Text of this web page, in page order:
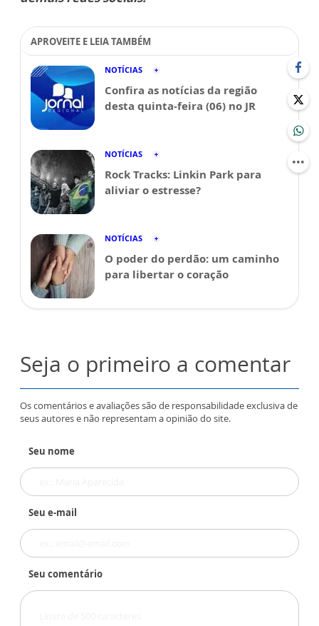
APROVEITE E LEIA TAMBÉM
NOTÍCIAS
Confira as notícias da região
desta quinta-feira (06) no JR
NOTÍCIAS
Rock Tracks: Linkin Park para
aliviar o estresse?
NOTÍCIAS
O poder do perdão: um caminho
para libertar o coração
Seja o primeiro a comentar
Os comentários e avaliações são de responsabilidade exclusiva de
seus autores e não representam a opinião do site.
Seu nome
Seu e-mail
Seu comentário